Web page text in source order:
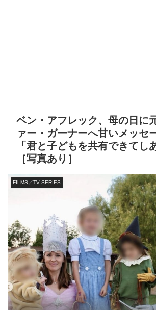
ベン・アフレック、母の日に
ァー・ガーナーへ甘いメッセ
「君と子どもを共有できてし
［写真あり］
FILMS／TV SERIES